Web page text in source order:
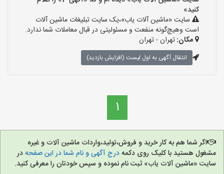
کنید»
سایت «ماشین آلات یاب»،یک سایت تبلیغات ماشین آلات
است وهیچ‌گونه منفعت و مسئولیتی در قبال معاملات شما ندارد.
مکان:تهران - تهران
انتقال آگهی به اول لیست (افزایش بازدید)
1
اگر شما هم به کار خرید و فروش،تولید،واردات ماشین آلات و غیره
مشغول هستید با کلیک روی دکمهدرج آگهی و نام شما در این صفحهدر
سایت «ماشین آلات یاب» ثبت نام نموده و سپس خودتان را معرفی کنید.